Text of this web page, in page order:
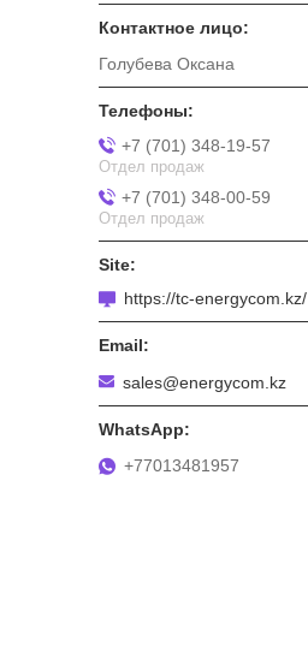
Голубева Оксана
+7 (701) 348-19-57
Отдел продаж
+7 (701) 348-00-59
Отдел продаж
https://tc-energycom.kz/
sales@energycom.kz
+77013481957